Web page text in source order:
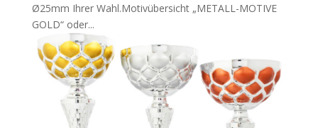
Ø25mm Ihrer Wahl.Motivübersicht „METALL-MOTIVE
GOLD“ oder...